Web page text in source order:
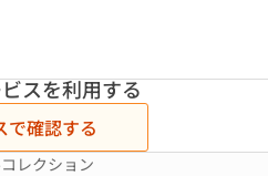
スを利用する
で確認する
レクション